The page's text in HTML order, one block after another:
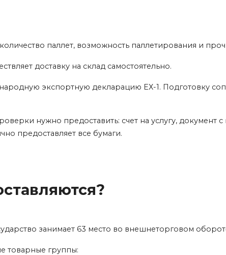
паллет, возможность паллетирования и
доставку на склад самостоятельно.
экспортную декларацию ЕХ-1. Подготовку
нужно предоставить: счет на услугу, документ
предоставляет все бумаги.
занимает 63 место во внешнеторговом
товарные группы: